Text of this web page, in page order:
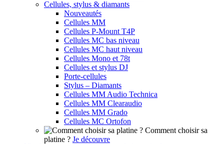
Cellules, stylus & diamants
Nouveautés
Cellules MM
Cellules P-Mount T4P
Cellules MC bas niveau
Cellules MC haut niveau
Cellules Mono et 78t
Cellules et stylus DJ
Porte-cellules
Stylus – Diamants
Cellules MM Audio Technica
Cellules MM Clearaudio
Cellules MM Grado
Cellules MC Ortofon
Comment choisir sa
platine ? Je découvre